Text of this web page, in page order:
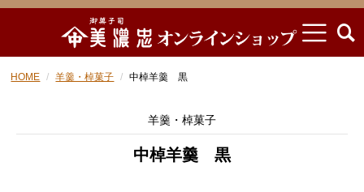
HOME 羊羹・棹菓子 中棹羊羹 黒
羊羹・棹菓子
中棹羊羹 黒